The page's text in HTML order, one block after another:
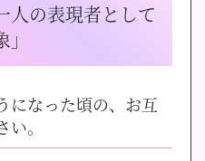
人の表現者として
になった頃の、お互
。